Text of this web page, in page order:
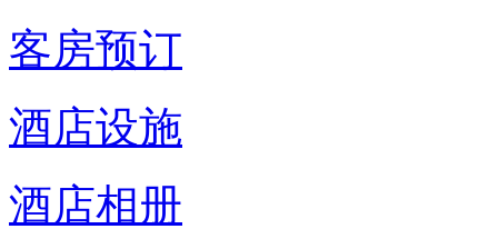
客房预订
酒店设施
酒店相册